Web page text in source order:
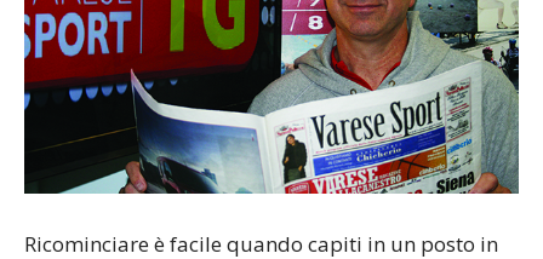
Ricominciare è facile quando capiti in un posto in